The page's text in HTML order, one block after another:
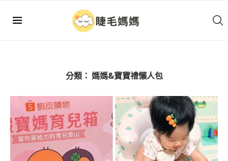
分類： 媽媽&寶寶禮懶人包